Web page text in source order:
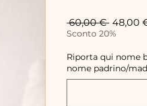
60,00 € Precio
48,00
Sconto 20%
Riporta qui nome
nome padrino/